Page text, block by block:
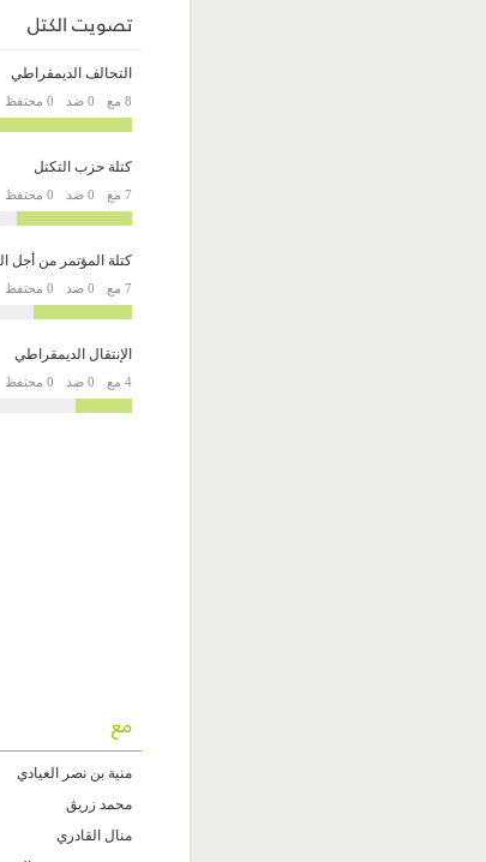
تصويت الكتل
التحالف الديمقراطي
8 مع 0 ضد 0 محتفظ
كتلة حزب التكتل
7 مع 0 ضد 0 محتفظ
كتلة المؤتمر من أجل
7 مع 0 ضد 0 محتفظ
الإنتقال الديمقراطي
4 مع 0 ضد 0 محتفظ
مع
منية بن نصر العيادي
محمد زريڨ
منال القادري